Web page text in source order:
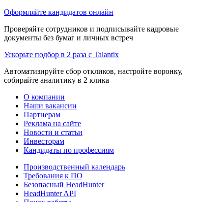
Оформляйте кандидатов онлайн
Проверяйте сотрудников и подписывайте кадровые
документы без бумаг и личных встреч
Ускорьте подбор в 2 раза с Talantix
Автоматизируйте сбор откликов, настройте воронку,
собирайте аналитику в 2 клика
О компании
Наши вакансии
Партнерам
Реклама на сайте
Новости и статьи
Инвесторам
Кандидаты по профессиям
Производственный календарь
Требования к ПО
Безопасный HeadHunter
HeadHunter API